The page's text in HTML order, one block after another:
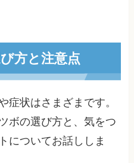
方と注意点
症状はさまざまです。
ボの選び方と、気をつ
についてお話ししま